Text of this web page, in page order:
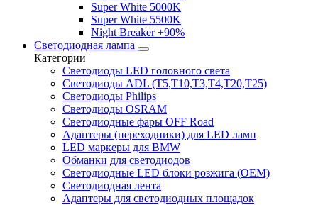
Super White 5000K
Super White 5500K
Night Breaker +90%
Светодиодная лампа
Категории
Светодиоды LED головного света
Светодиоды ADL (T5,T10,T3,T4,T20,T25)
Светодиоды Philips
Светодиоды OSRAM
Светодиодные фары OFF Road
Адаптеры (переходники) для LED ламп
LED маркеры для BMW
Обманки для светодиодов
Светодиодные LED блоки розжига (OEM)
Светодиодная лента
Адаптеры для светодиодных площадок